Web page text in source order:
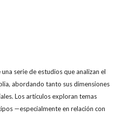
serie de estudios que analizan el
abordando tanto sus dimensiones
Los artículos exploran temas
—especialmente en relación con